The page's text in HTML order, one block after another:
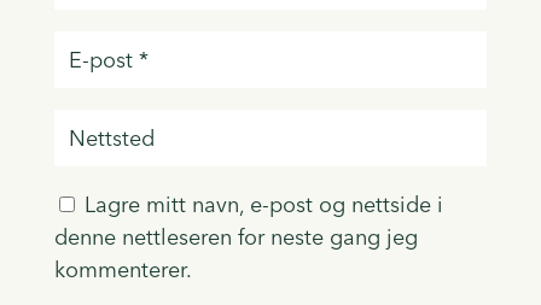
Lagre mitt navn, e-post og nettside i
denne nettleseren for neste gang jeg
kommenterer.